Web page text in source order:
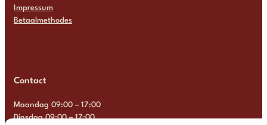
Impressum
Betaalmethodes
Contact
Maandag 09:00 – 17:00
Dinsdag 09:00 – 17:00